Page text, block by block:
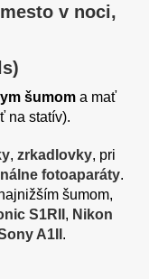
v noci,
šumom a mať
na statív).
, zrkadlovky, pri
fotoaparáty.
šumom,
S1RII , Nikon
A1II .